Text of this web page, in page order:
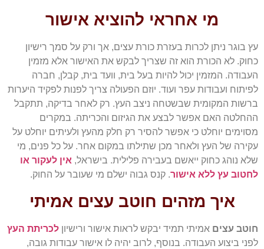
מי אחראי להוציא אישור
עץ בוגר ניתן לכרות בעזרת כורת עצים, אך ורק על סמך רישיון
כחוק. לא הכורת הוא זה שצריך לבקש את האישור אלא מזמין
העבודה. המזמין יכול להיות בעל בית, וועד בית, קבלן, חברה
לפיתוח ועבודות עפר ועוד. יוזם הפעולה צריך לפנות לפקיד היערות
ברשות המקומית שבשטחה ניצב העץ. רק לאחר בדיקה, תתקבל
ההחלטה האם אפשר לבצע את הגיזום והכריתה. במקרים
מסוימים יוחלט כי אפשר להסיר רק חלק מהעץ ולעיתים יוחלט על
עקירה של העץ ולאחר מכן שתילתו במקום אחר. על כל פנים, מי
שלא נוהג כחוק ייאשם בעבירה פלילית. בישראל, אין לעקור או
לחטוב עץ ללא אישור. קנס גבוה ישלם מי שעובר על החוק.
איך מזהים חוטב עצים אמיתי
חוטב עצים אמיתי תמיד יבקש לראות אישור ורישיון לכריתת העץ
לפני ביצוע העבודה. בנוסף, לרוב יהיה לו אישור עבודות גובה,